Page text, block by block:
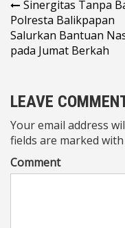
Navigasi
pos
Sinergitas Tanpa
Polresta Balikpapan
Salurkan Bantuan
pada Jumat Berkah
LEAVE
Your email address
fields are marked
Comment